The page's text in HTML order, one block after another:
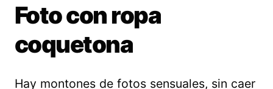
Foto con ropa
coquetona
Hay montones de fotos sensuales, sin caer